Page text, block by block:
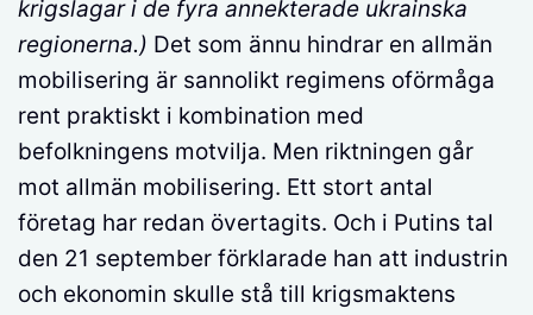
krigslagar i de fyra annekterade ukrainska
regionerna.) Det som ännu hindrar en allmän
mobilisering är sannolikt regimens oförmåga
rent praktiskt i kombination med
befolkningens motvilja. Men riktningen går
mot allmän mobilisering. Ett stort antal
företag har redan övertagits. Och i Putins tal
den 21 september förklarade han att industrin
och ekonomin skulle stå till krigsmaktens